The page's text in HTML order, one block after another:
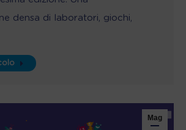
densa di laboratori, giochi,
Mag